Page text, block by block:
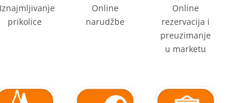
Iznajmljivanje
prikolice
Online
narudžbe
Online
rezervacija i
preuzimanje
u marketu